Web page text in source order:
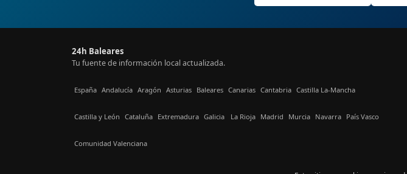
24h Baleares
Tu fuente de información local actualizada.
España Andalucía Aragón Asturias Baleares Canarias Cantabria Castilla La-Mancha
Castilla y León Cataluña Extremadura Galicia La Rioja Madrid Murcia Navarra País Vasco
Comunidad Valenciana